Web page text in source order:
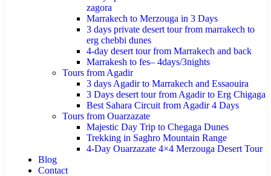
zagora
Marrakech to Merzouga in 3 Days
3 days private desert tour from marrakech to
erg chebbi dunes
4-day desert tour from Marrakech and back
Marrakesh to fes– 4days/3nights
Tours from Agadir
3 days Agadir to Marrakech and Essaouira
3 Days desert tour from Agadir to Erg Chigaga
Best Sahara Circuit from Agadir 4 Days
Tours from Ouarzazate
Majestic Day Trip to Chegaga Dunes
Trekking in Saghro Mountain Range
4-Day Ouarzazate 4×4 Merzouga Desert Tour
Blog
Contact